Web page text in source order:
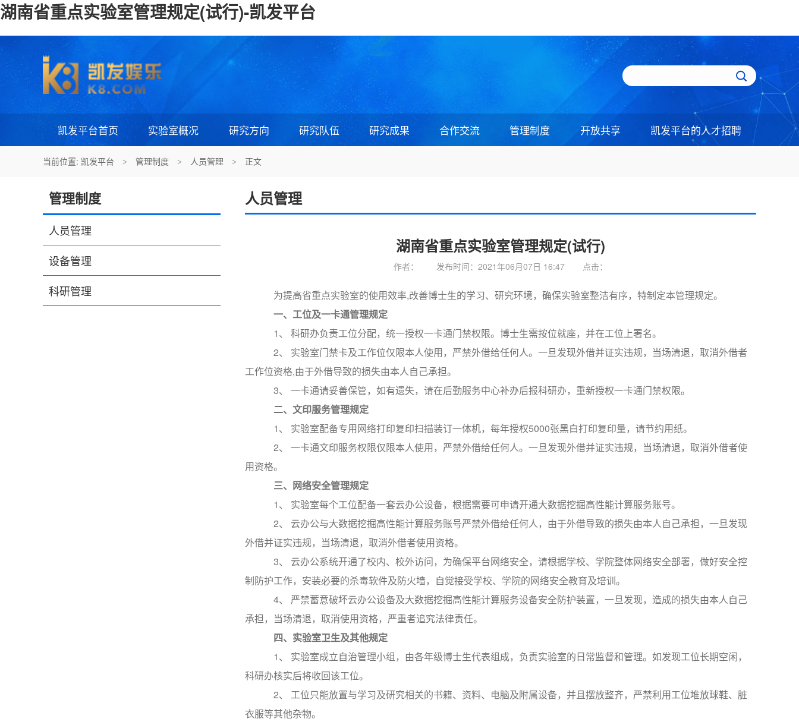
湖南省重点实验室管理规定(试行)-凯发平台
凯发平台首页 实验室概况 研究方向 研究队伍 研究成果 合作交流 管理制度 开放共享 凯发平台的人才招聘
当前位置: 凯发平台 > 管理制度 > 人员管理 > 正文
管理制度
人员管理
设备管理
科研管理
人员管理
湖南省重点实验室管理规定(试行)
作者： 发布时间：2021年06月07日 16:47 点击：
为提高省重点实验室的使用效率,改善博士生的学习、研究环境，确保实验室整洁有序，特制定本管理规定。
一、工位及一卡通管理规定
1、 科研办负责工位分配，统一授权一卡通门禁权限。博士生需按位就座，并在工位上署名。
2、 实验室门禁卡及工作位仅限本人使用，严禁外借给任何人。一旦发现外借并证实违规，当场清退，取消外借者
工作位资格,由于外借导致的损失由本人自己承担。
3、 一卡通请妥善保管，如有遗失，请在后勤服务中心补办后报科研办，重新授权一卡通门禁权限。
二、文印服务管理规定
1、 实验室配备专用网络打印复印扫描装订一体机，每年授权5000张黑白打印复印量，请节约用纸。
2、 一卡通文印服务权限仅限本人使用，严禁外借给任何人。一旦发现外借并证实违规，当场清退，取消外借者使
用资格。
三、网络安全管理规定
1、 实验室每个工位配备一套云办公设备，根据需要可申请开通大数据挖掘高性能计算服务账号。
2、 云办公与大数据挖掘高性能计算服务账号严禁外借给任何人，由于外借导致的损失由本人自己承担，一旦发现
外借并证实违规，当场清退，取消外借者使用资格。
3、 云办公系统开通了校内、校外访问，为确保平台网络安全，请根据学校、学院整体网络安全部署，做好安全控
制防护工作，安装必要的杀毒软件及防火墙，自觉接受学校、学院的网络安全教育及培训。
4、 严禁蓄意破坏云办公设备及大数据挖掘高性能计算服务设备安全防护装置，一旦发现，造成的损失由本人自己
承担，当场清退，取消使用资格，严重者追究法律责任。
四、实验室卫生及其他规定
1、 实验室成立自治管理小组，由各年级博士生代表组成，负责实验室的日常监督和管理。如发现工位长期空闲，
科研办核实后将收回该工位。
2、 工位只能放置与学习及研究相关的书籍、资料、电脑及附属设备，并且摆放整齐，严禁利用工位堆放球鞋、脏
衣服等其他杂物。